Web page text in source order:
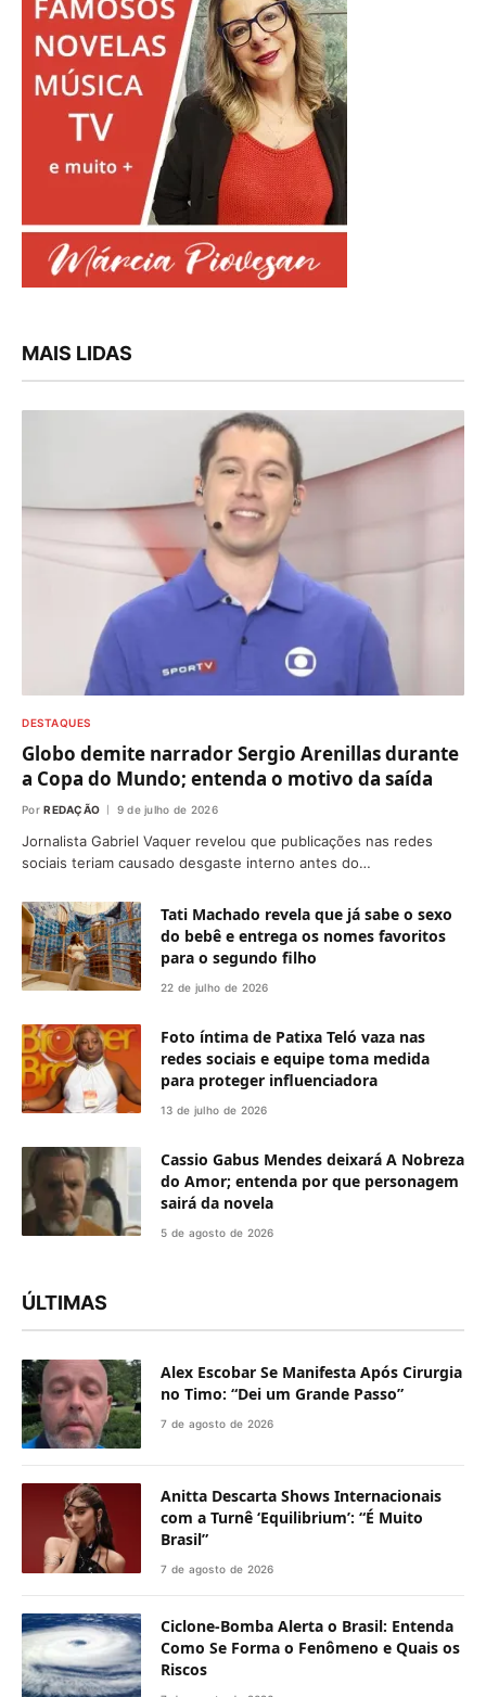
MAIS LIDAS
DESTAQUES
Globo demite narrador Sergio Arenillas durante
a Copa do Mundo; entenda o motivo da saída
Por REDAÇÃO 9 de julho de 2026
Jornalista Gabriel Vaquer revelou que publicações nas redes
sociais teriam causado desgaste interno antes do…
Tati Machado revela que já sabe o sexo
do bebê e entrega os nomes favoritos
para o segundo filho
22 de julho de 2026
Foto íntima de Patixa Teló vaza nas
redes sociais e equipe toma medida
para proteger influenciadora
13 de julho de 2026
Cassio Gabus Mendes deixará A Nobreza
do Amor; entenda por que personagem
sairá da novela
5 de agosto de 2026
ÚLTIMAS
Alex Escobar Se Manifesta Após Cirurgia
no Timo: “Dei um Grande Passo”
7 de agosto de 2026
Anitta Descarta Shows Internacionais
com a Turnê ‘Equilibrium’: “É Muito
Brasil”
7 de agosto de 2026
Ciclone-Bomba Alerta o Brasil: Entenda
Como Se Forma o Fenômeno e Quais os
Riscos